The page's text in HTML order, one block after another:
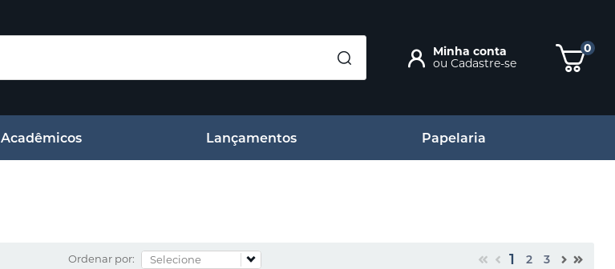
Minha conta
ou Cadastre-se
0
Acadêmicos Lançamentos Papelaria
Ordenar por: 1 2 3